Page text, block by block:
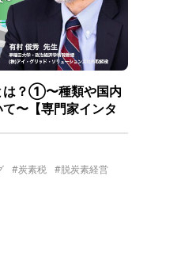
は？①〜種類や国内
〜【専門家インタ
#炭素税 #脱炭素経営